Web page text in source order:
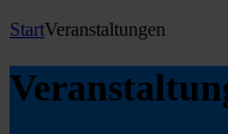
StartVeranstaltungen